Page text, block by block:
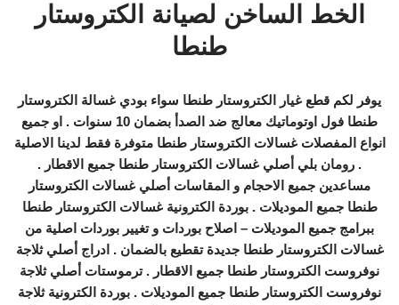
الخط الساخن لصيانة الكتروستار
طنطا
يوفر لكم قطع غيار الكتروستار طنطا سواء بودي غسالة الكتروستار
طنطا فول اوتوماتيك معالج ضد الصدأ بضمان 10 سنوات . او جميع
انواع المفصلات غسالات الكتروستار طنطا متوفرة فقط لدينا الاصلية
. رومان بلي أصلي غسالات الكتروستار طنطا جميع الاقطار .
مساعدين جميع الاحجام و المقاسات أصلي غسالات الكتروستار
طنطا جميع الموديلات . بوردة الكترونية غسالات الكتروستار طنطا
ببرامج جميع الموديلات – اصلاح بوردات و تغيير بوردات اصلية من
غسالات الكتروستار طنطا جديدة تقطيع بالضمان . ادراج أصلي ثلاجة
نوفروست الكتروستار طنطا جميع الاقطار . ترموستات أصلي ثلاجة
نوفروست الكتروستار طنطا جميع الموديلات . بوردة الكترونية ثلاجة